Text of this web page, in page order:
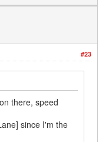
#23
there, speed
since I'm the